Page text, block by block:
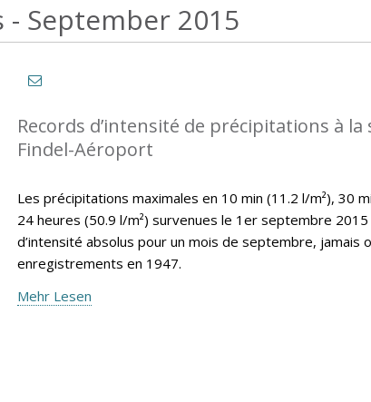
- September 2015
Records d’intensité de précipitations à
Findel-Aéroport
Les précipitations maximales en 10 min (11.2 l/m²), 30
24 heures (50.9 l/m²) survenues le 1er septembre
d’intensité absolus pour un mois de septembre, jamais
enregistrements en 1947.
Mehr Lesen